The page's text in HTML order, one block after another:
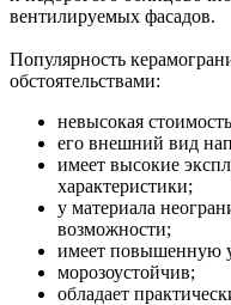
вентилируемых фасадов.
Популярность
обстоятельствами:
невысокая
его внешний вид
имеет высокие
характеристики;
у материала
возможности;
имеет повышенную
морозоустойчив;
обладает